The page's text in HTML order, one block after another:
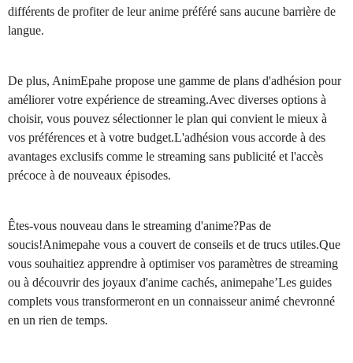
différents de profiter de leur anime préféré sans aucune barrière de
langue.
De plus, AnimEpahe propose une gamme de plans d'adhésion pour
améliorer votre expérience de streaming.Avec diverses options à
choisir, vous pouvez sélectionner le plan qui convient le mieux à
vos préférences et à votre budget.L'adhésion vous accorde à des
avantages exclusifs comme le streaming sans publicité et l'accès
précoce à de nouveaux épisodes.
Êtes-vous nouveau dans le streaming d'anime?Pas de
soucis!Animepahe vous a couvert de conseils et de trucs utiles.Que
vous souhaitiez apprendre à optimiser vos paramètres de streaming
ou à découvrir des joyaux d'anime cachés, animepahe’Les guides
complets vous transformeront en un connaisseur animé chevronné
en un rien de temps.